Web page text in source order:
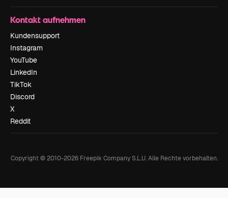
Kontakt aufnehmen
Kundensupport
Instagram
YouTube
LinkedIn
TikTok
Discord
X
Reddit
Copyright © 2010-2026Freepik Company S.L.U. Alle Rechte vorbehalten.